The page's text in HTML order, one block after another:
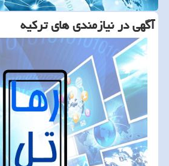
آگهی در نیازمندی های تركیه